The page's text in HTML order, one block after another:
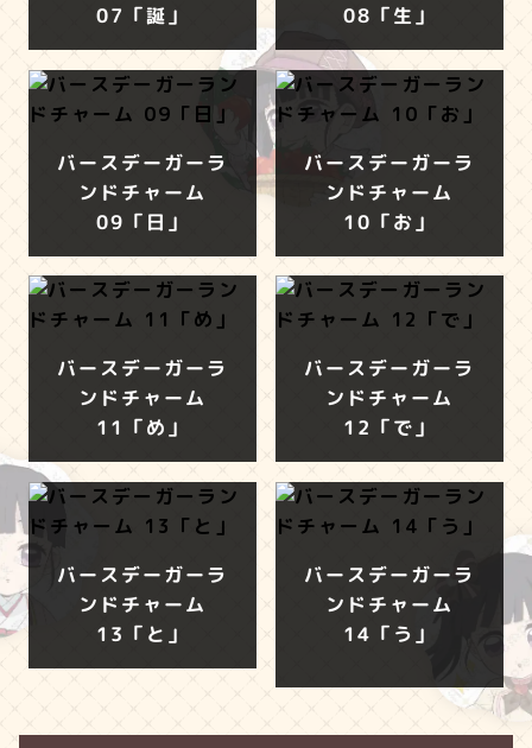
07「誕」 08「生」
バースデーガーラ
ンドチャーム
09「日」
バースデーガーラ
ンドチャーム
10「お」
バースデーガーラ
ンドチャーム
11「め」
バースデーガーラ
ンドチャーム
12「で」
バースデーガーラ
ンドチャーム
13「と」
バースデーガーラ
ンドチャーム
14「う」